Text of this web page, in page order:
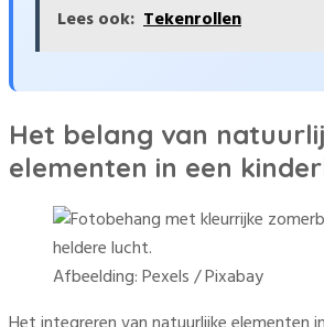
Lees ook: Tekenrollen
Het belang van
elementen in een
Afbeelding: Pexels / Pixabay